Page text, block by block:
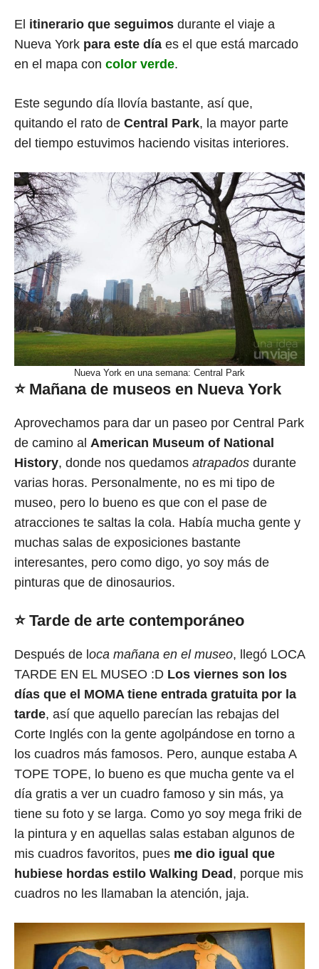
El itinerario que seguimos durante el viaje a
Nueva York para este día es el que está marcado
en el mapa con color verde.
Este segundo día llovía bastante, así que,
quitando el rato de Central Park, la mayor parte
del tiempo estuvimos haciendo visitas interiores.
Nueva York en una semana: Central Park
⭐ Mañana de museos en Nueva York
Aprovechamos para dar un paseo por Central Park
de camino al American Museum of National
History, donde nos quedamos atrapados durante
varias horas. Personalmente, no es mi tipo de
museo, pero lo bueno es que con el pase de
atracciones te saltas la cola. Había mucha gente y
muchas salas de exposiciones bastante
interesantes, pero como digo, yo soy más de
pinturas que de dinosaurios.
⭐ Tarde de arte contemporáneo
Después de loca mañana en el museo, llegó LOCA
TARDE EN EL MUSEO :D Los viernes son los
días que el MOMA tiene entrada gratuita por la
tarde, así que aquello parecían las rebajas del
Corte Inglés con la gente agolpándose en torno a
los cuadros más famosos. Pero, aunque estaba A
TOPE TOPE, lo bueno es que mucha gente va el
día gratis a ver un cuadro famoso y sin más, ya
tiene su foto y se larga. Como yo soy mega friki de
la pintura y en aquellas salas estaban algunos de
mis cuadros favoritos, pues me dio igual que
hubiese hordas estilo Walking Dead, porque mis
cuadros no les llamaban la atención, jaja.